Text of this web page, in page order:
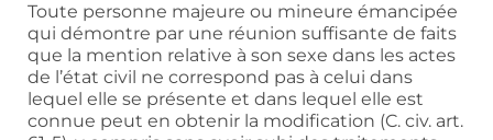
Toute personne majeure ou mineure émancipée
qui démontre par une réunion suffisante de faits
que la mention relative à son sexe dans les actes
de l’état civil ne correspond pas à celui dans
lequel elle se présente et dans lequel elle est
connue peut en obtenir la modification (C. civ. art.